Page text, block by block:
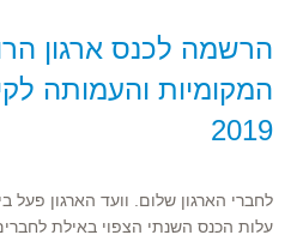
הרשמה לכנס ארגון
המקומיות והעמותה
2019
לחברי הארגון שלום. וועד הארגון פעל
עלות הכנס השנתי הצפוי באילת